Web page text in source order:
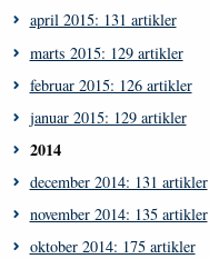
april 2015: 131 artikler
marts 2015: 129 artikler
februar 2015: 126 artikler
januar 2015: 129 artikler
2014
december 2014: 131 artikler
november 2014: 135 artikler
oktober 2014: 175 artikler